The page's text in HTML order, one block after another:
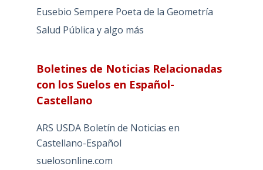
Eusebio Sempere Poeta de la Geometría
Salud Pública y algo más
Boletines de Noticias Relacionadas
con los Suelos en Español-
Castellano
ARS USDA Boletín de Noticias en
Castellano-Español
suelosonline.com